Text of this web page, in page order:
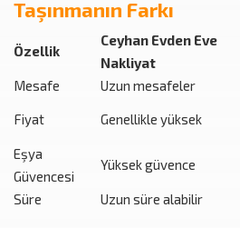
Taşınmanın Farkı
Özellik
Ceyhan Evden Eve
Nakliyat
Mesafe
Uzun mesafeler
Fiyat Genellikle yüksek
Eşya
Güvencesi
Yüksek güvence
Süre
Uzun süre alabilir